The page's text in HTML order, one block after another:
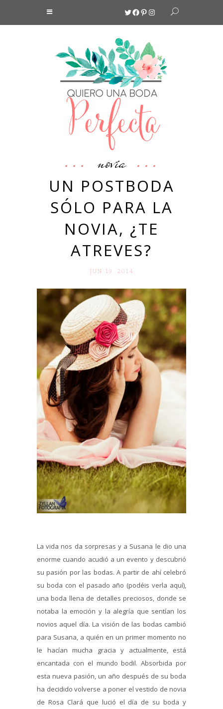
Twitter
Facebook
Pinterest
Instagram
novia
UN POSTBODA
SÓLO PARA LA
NOVIA, ¿TE
ATREVES?
JUN 19. 2014
La vida nos da sorpresas y a Susana le dio una
enorme cuando acudió a un evento y descubrió
su pasión por las bodas. A partir de ahí celebró
su boda con el pasado año (podéis verla aquí),
una boda llena de detalles preciosos, donde se
notaba la emoción y la alegría que sentían los
novios aquel día. La visión de las bodas cambió
para Susana, a quién en un primer momento no
le hacían mucha gracia y actualmente, está
encantada con el mundo bodil. Absorbida por
esta nueva pasión, un año después de su boda
ha decidido volverse a poner el vestido de novia
de Rosa Clará que lució el día de su boda y